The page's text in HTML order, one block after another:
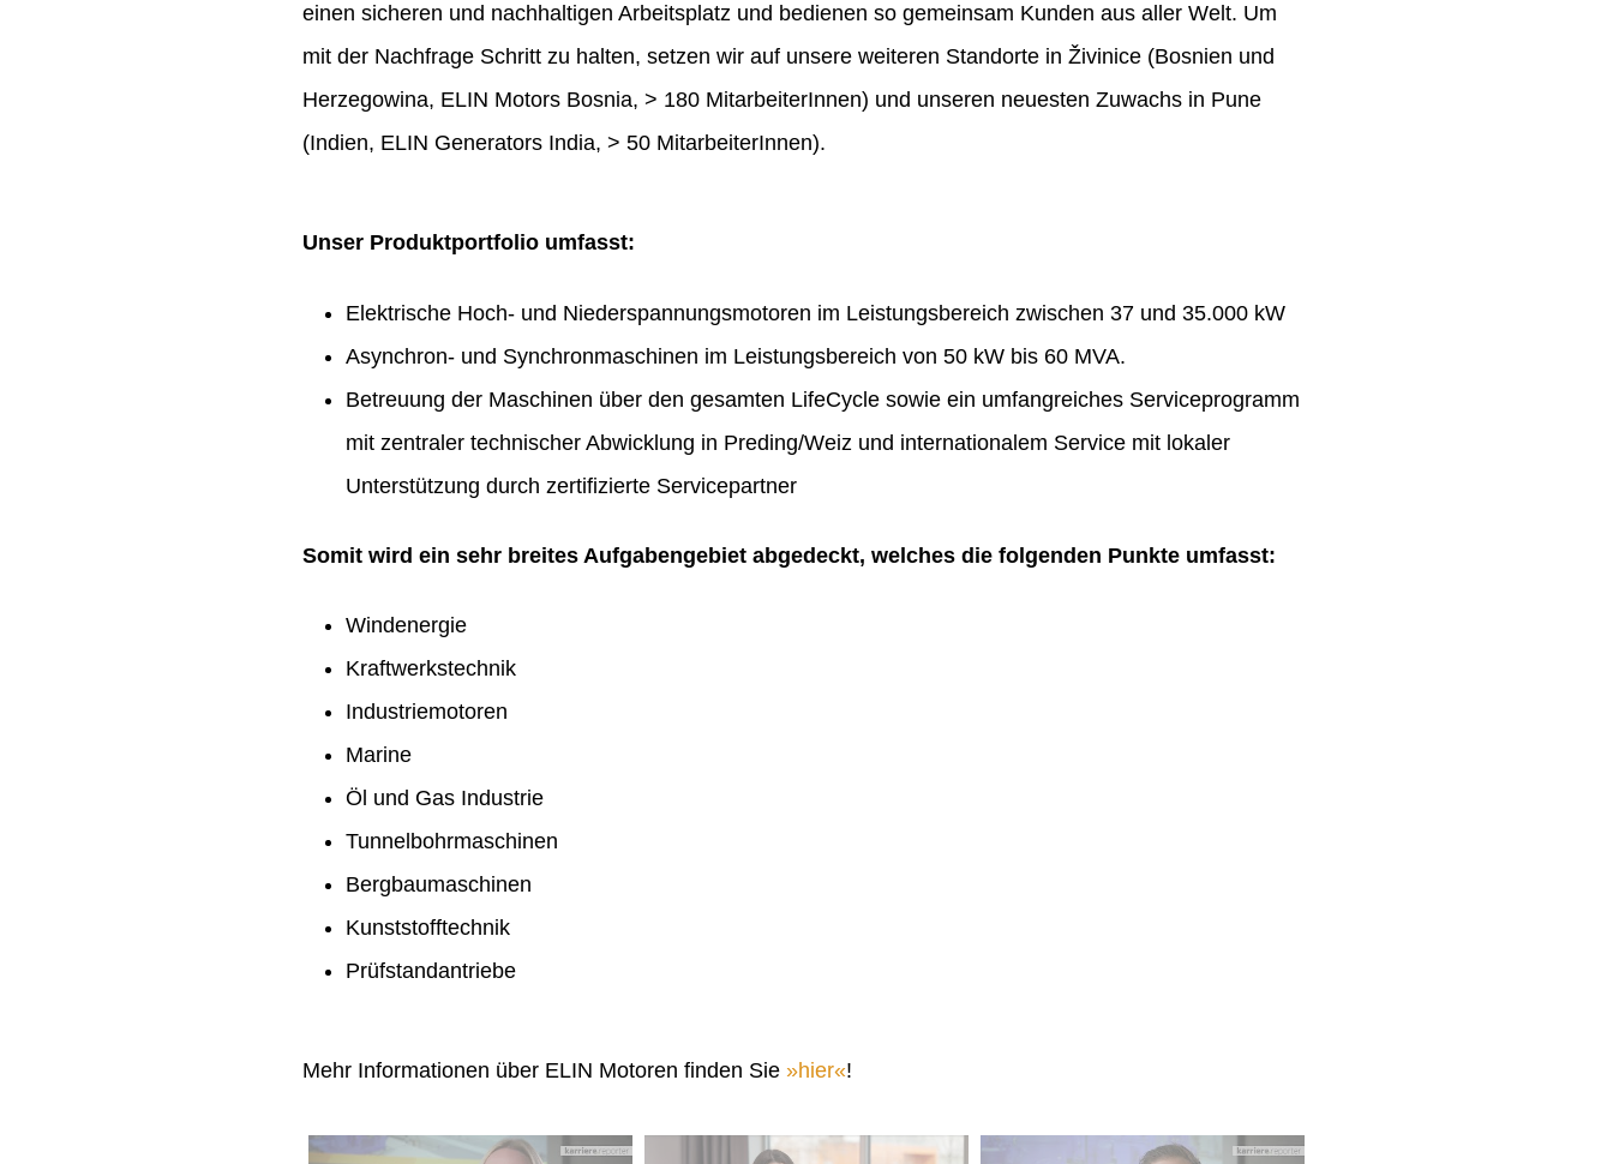
einen sicheren und nachhaltigen Arbeitsplatz und bedienen so gemeinsam Kunden aus aller Welt. Um
mit der Nachfrage Schritt zu halten, setzen wir auf unsere weiteren Standorte in Živinice (Bosnien und
Herzegowina, ELIN Motors Bosnia, > 180 MitarbeiterInnen) und unseren neuesten Zuwachs in Pune
(Indien, ELIN Generators India, > 50 MitarbeiterInnen).
Unser Produktportfolio umfasst:
Elektrische Hoch- und Niederspannungsmotoren im Leistungsbereich zwischen 37 und 35.000 kW
Asynchron- und Synchronmaschinen im Leistungsbereich von 50 kW bis 60 MVA.
Betreuung der Maschinen über den gesamten LifeCycle sowie ein umfangreiches Serviceprogramm
mit zentraler technischer Abwicklung in Preding/Weiz und internationalem Service mit lokaler
Unterstützung durch zertifizierte Servicepartner
Somit wird ein sehr breites Aufgabengebiet abgedeckt, welches die folgenden Punkte umfasst:
Windenergie
Kraftwerkstechnik
Industriemotoren
Marine
Öl und Gas Industrie
Tunnelbohrmaschinen
Bergbaumaschinen
Kunststofftechnik
Prüfstandantriebe
Mehr Informationen über ELIN Motoren finden Sie hier !